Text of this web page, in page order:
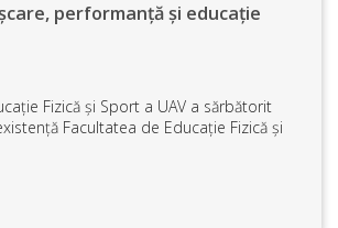
performanță și educație
Fizică și Sport a UAV a sărbătorit
Facultatea de Educație Fizică și
de ...